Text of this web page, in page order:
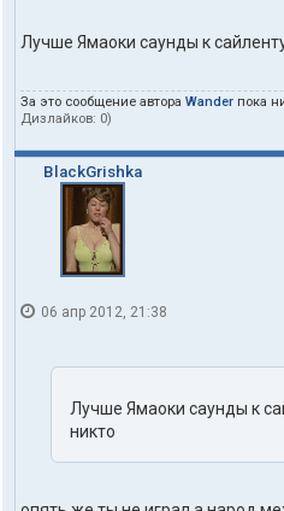
Лучше Ямаоки саунды к
За это сообщение автора Wander пока
Дизлайков: 0)
BlackGrishka
06 апр 2012, 21:38
Лучше Ямаоки саунды к
никто